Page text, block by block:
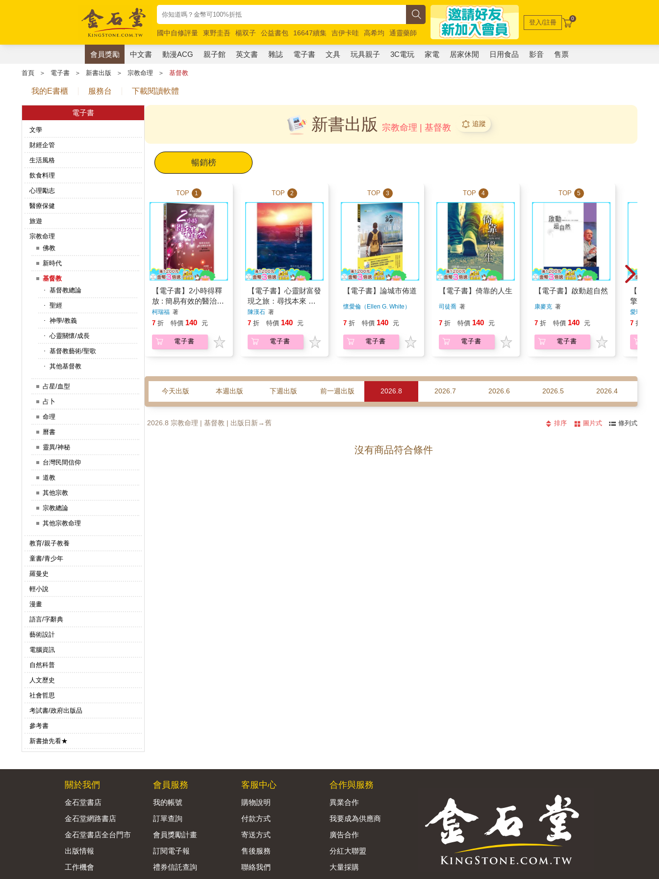
國中自修評量 東野圭吾 楊双子 公益書包 16647續集 吉伊卡哇 高希均
通靈藥師
唯紅花綻放
奧德賽 路邊攤新作 馬斯克 玩具總動員5 超慢跑
登入/註冊 0
會員獎勵 中文書 動漫ACG 親子館 英文書 雜誌 電子書 文具 玩具親子 3C電玩 家電 居家休閒 日用食品 影音 售票
首頁 ＞ 電子書 ＞ 新書出版 ＞ 宗教命理 ＞ 基督教
我的E書櫃 服務台 下載閱讀軟體
電子書
文學
財經企管
生活風格
飲食料理
心理勵志
醫療保健
旅遊
宗教命理
佛教
新時代
基督教
基督教總論
聖經
神學/教義
心靈關懷/成長
基督教藝術/聖歌
其他基督教
占星/血型
占卜
命理
曆書
靈異/神秘
台灣民間信仰
道教
其他宗教
宗教總論
其他宗教命理
教育/親子教養
童書/青少年
羅曼史
輕小說
漫畫
語言/字辭典
藝術設計
電腦資訊
自然科普
人文歷史
社會哲思
考試書/政府出版品
參考書
新書搶先看★
新書出版 宗教命理 | 基督教 追蹤
暢銷榜
TOP 1
【電子書】2小時得釋
放 : 簡易有效的醫治釋
放手冊
柯瑞福著
7 折 特價 140 元
電子書
TOP 2
【電子書】心靈財富發
現之旅：尋找本來 創
造未來
陳漢石著
7 折 特價 140 元
電子書
TOP 3
【電子書】論城市佈道
懷愛倫（Ellen G. White）
7 折 特價 140 元
電子書
TOP 4
【電子書】倚靠的人生
司徒喬著
7 折 特價 140 元
電子書
TOP 5
【電子書】啟動超自然
康麥克著
7 折 特價 140 元
電子書
【電子
擎光者
愛琳．蘭
7 折
今天出版 本週出版 下週出版 前一週出版 2026.8 2026.7 2026.6 2026.5 2026.4
2026.8 宗教命理 | 基督教 | 出版日新→舊 排序 圖片式 條列式
沒有商品符合條件
關於我們
金石堂書店
金石堂網路書店
金石堂書店全台門市
出版情報
工作機會
會員服務
我的帳號
訂單查詢
會員獎勵計畫
訂閱電子報
禮券信託查詢
客服中心
購物說明
付款方式
寄送方式
售後服務
聯絡我們
合作與服務
異業合作
我要成為供應商
廣告合作
分紅大聯盟
大量採購